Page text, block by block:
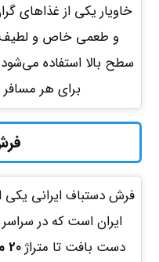
خاویار یکی از غذاهای
و طعمی خاص و لطیف
سطح بالا استفاده
برای هر مسافر تا 125 گرم
فرش دستباف ایرانی
ایران است که در
دست بافت تا متراژ20